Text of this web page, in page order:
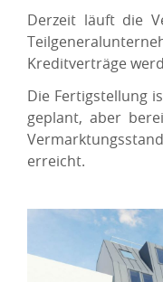
Derzeit läuft die
Kreditverträge
Die Fertigstellung
geplant, aber
erreicht.